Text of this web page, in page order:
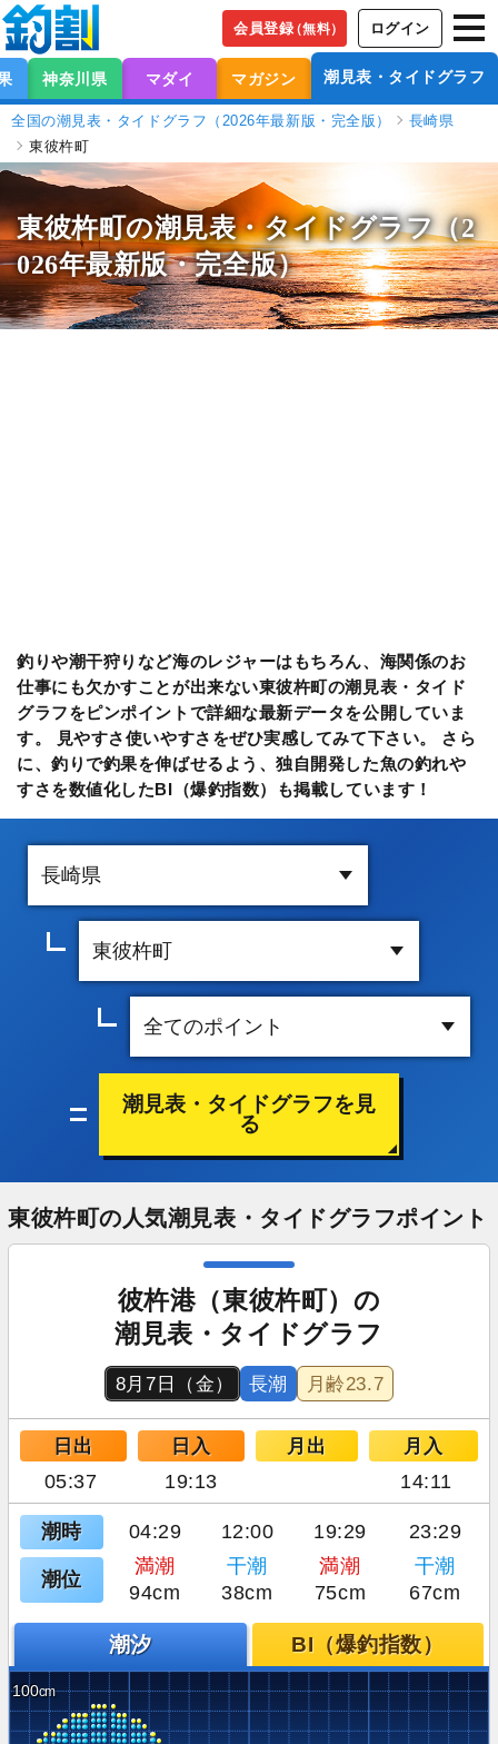
会員登録（無料） ログイン
神奈川県 マダイ マガジン 潮見表・タイドグラフ
全国の潮見表・タイドグラフ（2026年最新版・完全版）
長崎県
東彼杵町
東彼杵町の潮見表・タイドグラフ（2
026年最新版・完全版）
釣りや潮干狩りなど海のレジャーはもちろん、海関係のお
仕事にも欠かすことが出来ない東彼杵町の潮見表・タイド
グラフをピンポイントで詳細な最新データを公開していま
す。 見やすさ使いやすさをぜひ実感してみて下さい。 さら
に、釣りで釣果を伸ばせるよう、独自開発した魚の釣れや
すさを数値化したBI（爆釣指数）も掲載しています！
潮見表・タイドグラフを見
る
東彼杵町の人気潮見表・タイドグラフポイント
彼杵港（東彼杵町）の
潮見表・タイドグラフ
8月7日（金） 長潮 月齢23.7
日出 日入 月出 月入
05:37 19:13 14:11
潮時 04:29 12:00 19:29 23:29
潮位
満潮 干潮 満潮
干潮
94cm
38cm 75cm 67cm
潮汐 BI（爆釣指数）
100